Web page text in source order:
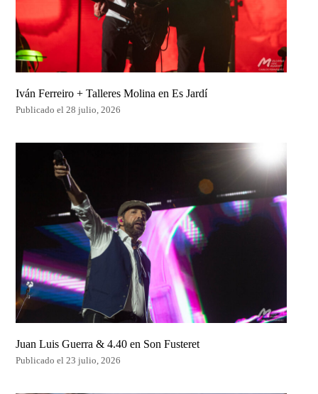
Iván Ferreiro + Talleres Molina en Es Jardí
Publicado el 28 julio, 2026
Juan Luis Guerra & 4.40 en Son Fusteret
Publicado el 23 julio, 2026